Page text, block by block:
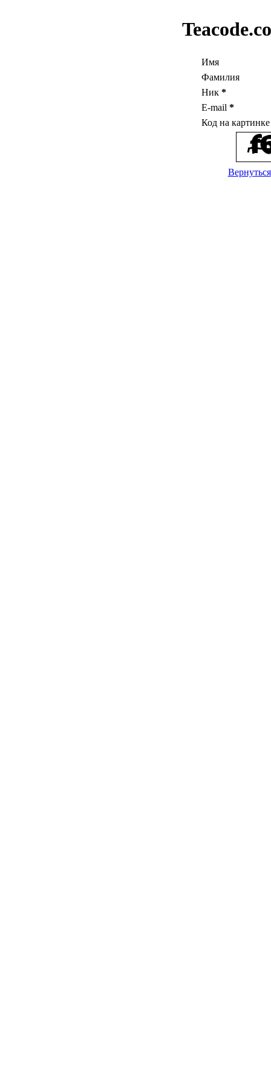
Имя
Фамилия
Ник *
E-mail *
Код на
Вернуться